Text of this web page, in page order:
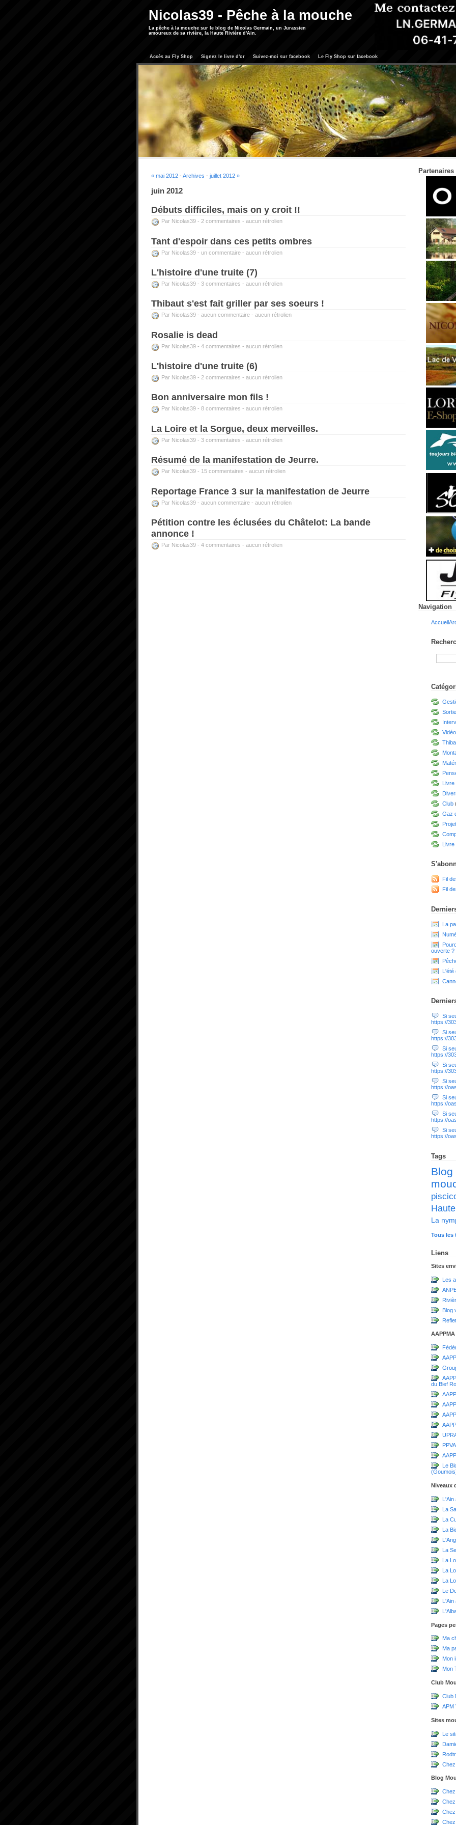
Nicolas39 - Pêche à la mouche
La pêche à la mouche sur le blog de Nicolas Germain, un Jurassien
amoureux de sa rivière, la Haute Rivière d'Ain.
Accès au Fly Shop Signez le livre d'or Suivez-moi sur facebook Le Fly Shop sur facebook
« mai 2012 -Archives - juillet 2012 »
juin 2012
Débuts difficiles, mais on y croit !!
Par Nicolas39 - 2 commentaires - aucun rétrolien
Tant d'espoir dans ces petits ombres
Par Nicolas39 - un commentaire - aucun rétrolien
L'histoire d'une truite (7)
Par Nicolas39 - 3 commentaires - aucun rétrolien
Thibaut s'est fait griller par ses soeurs !
Par Nicolas39 - aucun commentaire - aucun rétrolien
Rosalie is dead
Par Nicolas39 - 4 commentaires - aucun rétrolien
L'histoire d'une truite (6)
Par Nicolas39 - 2 commentaires - aucun rétrolien
Bon anniversaire mon fils !
Par Nicolas39 - 8 commentaires - aucun rétrolien
La Loire et la Sorgue, deux merveilles.
Par Nicolas39 - 3 commentaires - aucun rétrolien
Résumé de la manifestation de Jeurre.
Par Nicolas39 - 15 commentaires - aucun rétrolien
Reportage France 3 sur la manifestation de Jeurre
Par Nicolas39 - aucun commentaire - aucun rétrolien
Pétition contre les éclusées du Châtelot: La bande
annonce !
Par Nicolas39 - 4 commentaires - aucun rétrolien
Partenaires
Navigation
Accueil
Livre
Club
Gaz
Livre
Fil
Fil
La
ouverte ?
L'été
Si
https://
Si
https://
Si
https://
Si
https://
Si
https://
Si
https://
Si
https://
Si
https://
Tags
La
Tous les
Liens
Sites
Les
Blog
AAPPMA
du Bief
PPVA
Le
Niveaux
L'Ain
La
La
La
La
La
La
La
Le
L'Ain
Pages
Ma
Ma
Mon
Mon
Club
Club
APM
Sites
Le
Blog